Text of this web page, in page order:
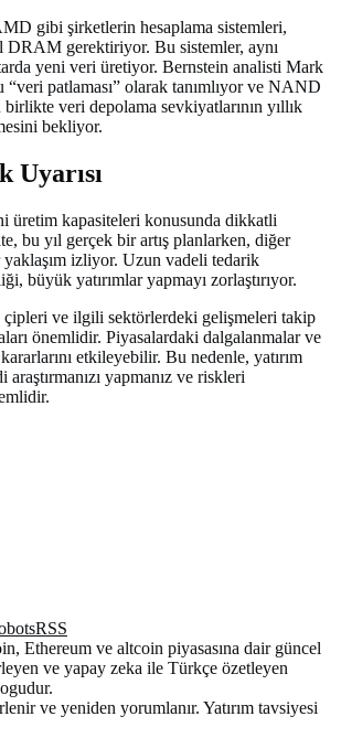
gibi şirketlerin hesaplama sistemleri,
DRAM gerektiriyor. Bu sistemler, aynı
yeni veri üretiyor. Bernstein analisti Mark
patlaması” olarak tanımlıyor ve NAND
veri depolama sevkiyatlarının yıllık
bekliyor.
Uyarısı
üretim kapasiteleri konusunda dikkatli
bu yıl gerçek bir artış planlarken, diğer
izliyor. Uzun vadeli tedarik
büyük yatırımlar yapmayı zorlaştırıyor.
çipleri ve ilgili sektörlerdeki gelişmeleri takip
önemlidir. Piyasalardaki dalgalanmalar ve
etkileyebilir. Bu nedenle, yatırım
yapmanız ve riskleri
RSS
Ethereum ve altcoin piyasasına dair güncel
ve yapay zeka ile Türkçe özetleyen
ve yeniden yorumlanır. Yatırım tavsiyesi